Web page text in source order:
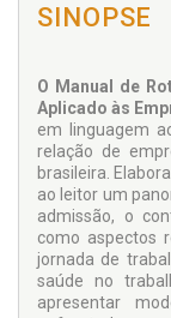
SINOPSE
O Manual de
Aplicado às
em linguagem
relação de
brasileira.
ao leitor um
admissão, o
como aspectos
jornada de
saúde no
apresentar